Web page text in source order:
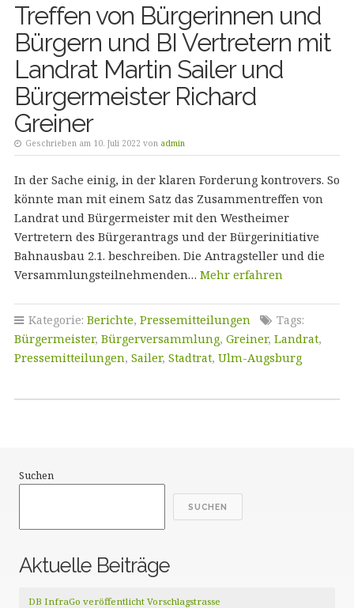
Treffen von Bürgerinnen und
Bürgern und BI Vertretern mit
Landrat Martin Sailer und
Bürgermeister Richard
Greiner
Geschrieben am 10. Juli 2022 von admin
In der Sache einig, in der klaren Forderung kontrovers. So
könnte man mit einem Satz das Zusammentreffen von
Landrat und Bürgermeister mit den Westheimer
Vertretern des Bürgerantrags und der Bürgerinitiative
Bahnausbau 2.1. beschreiben. Die Antragsteller und die
Versammlungsteilnehmenden… Mehr erfahren
Kategorie: Berichte, Pressemitteilungen
Tags:
Bürgermeister, Bürgerversammlung, Greiner, Landrat,
Pressemitteilungen, Sailer, Stadtrat, Ulm-Augsburg
Suchen
SUCHEN
Aktuelle Beiträge
DB InfraGo veröffentlicht Vorschlagstrasse